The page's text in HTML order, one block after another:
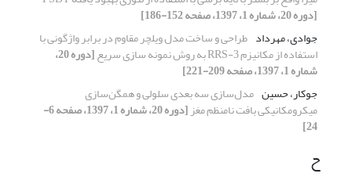
[دوره 20، شماره 1، 1397، صفحه 152-186]
جوادی، مهرداد طراحی و ساخت مدل ویلچر مقاوم در برابر واژگونی با
استفاده از مکانیزم 3-RRS به روش نمونه سازی سریع [دوره 20،
شماره 1، 1397، صفحه 209-221]
جوکار، حسین مدل‌سازی سه بعدی سلولی و همگن‌سازی
میکرومکانیکی بافت نامنظم مغز [دوره 20، شماره 1، 1397، صفحه 6-
24]
ح